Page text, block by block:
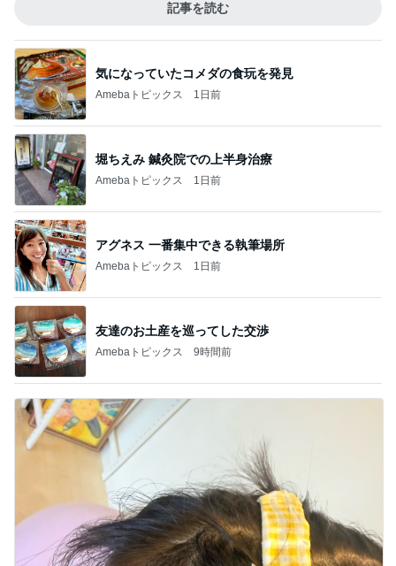
記事を読む
気になっていたコメダの食玩を発見
Amebaトピックス 1日前
堀ちえみ 鍼灸院での上半身治療
Amebaトピックス 1日前
アグネス 一番集中できる執筆場所
Amebaトピックス 1日前
友達のお土産を巡ってした交渉
Amebaトピックス 9時間前